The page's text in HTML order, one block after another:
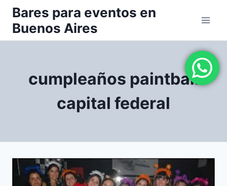
Saltar
contenido
Bares para eventos en
Buenos Aires
cumpleaños paintball
capital federal